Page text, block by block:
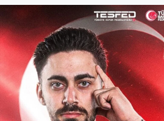
Buz Hokeyi
Buz Pateni
Çim Hokeyi
Cimnastik